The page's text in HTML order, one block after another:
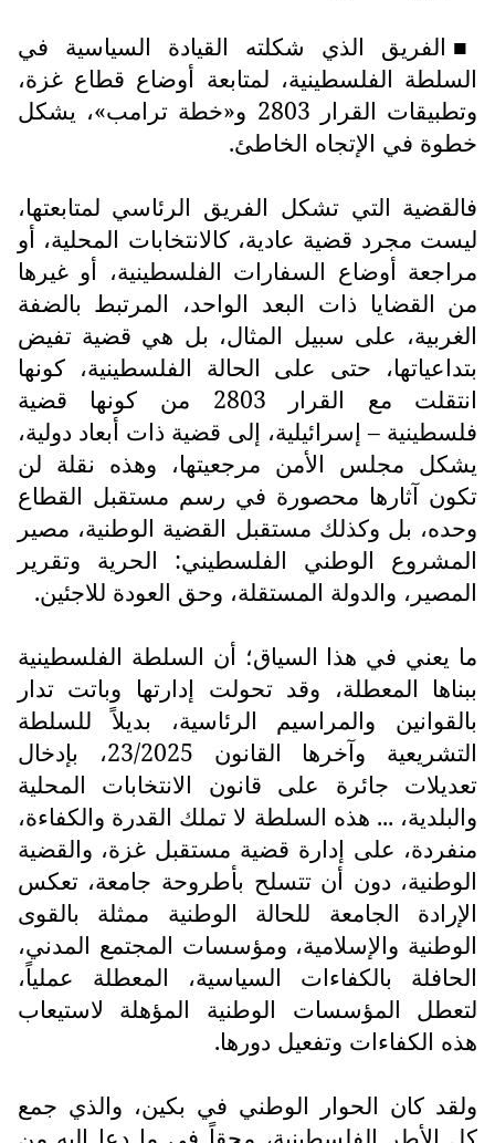
■ الفريق الذي شكلته القيادة السياسية في
السلطة الفلسطينية، لمتابعة أوضاع قطاع غزة،
وتطبيقات القرار 2803 و«خطة ترامب»، يشكل
خطوة في الإتجاه الخاطئ.
فالقضية التي تشكل الفريق الرئاسي لمتابعتها،
ليست مجرد قضية عادية، كالانتخابات المحلية، أو
مراجعة أوضاع السفارات الفلسطينية، أو غيرها
من القضايا ذات البعد الواحد، المرتبط بالضفة
الغربية، على سبيل المثال، بل هي قضية تفيض
بتداعياتها، حتى على الحالة الفلسطينية، كونها
انتقلت مع القرار 2803 من كونها قضية
فلسطينية – إسرائيلية، إلى قضية ذات أبعاد دولية،
يشكل مجلس الأمن مرجعيتها، وهذه نقلة لن
تكون آثارها محصورة في رسم مستقبل القطاع
وحده، بل وكذلك مستقبل القضية الوطنية، مصير
المشروع الوطني الفلسطيني: الحرية وتقرير
المصير، والدولة المستقلة، وحق العودة للاجئين.
ما يعني في هذا السياق؛ أن السلطة الفلسطينية
ببناها المعطلة، وقد تحولت إدارتها وباتت تدار
بالقوانين والمراسيم الرئاسية، بديلاً للسلطة
التشريعية وآخرها القانون 23/2025، بإدخال
تعديلات جائرة على قانون الانتخابات المحلية
والبلدية، ... هذه السلطة لا تملك القدرة والكفاءة،
منفردة، على إدارة قضية مستقبل غزة، والقضية
الوطنية، دون أن تتسلح بأطروحة جامعة، تعكس
الإرادة الجامعة للحالة الوطنية ممثلة بالقوى
الوطنية والإسلامية، ومؤسسات المجتمع المدني،
الحافلة بالكفاءات السياسية، المعطلة عملياً،
لتعطل المؤسسات الوطنية المؤهلة لاستيعاب
هذه الكفاءات وتفعيل دورها.
ولقد كان الحوار الوطني في بكين، والذي جمع